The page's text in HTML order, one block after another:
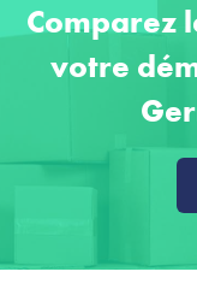
Comparez
votre